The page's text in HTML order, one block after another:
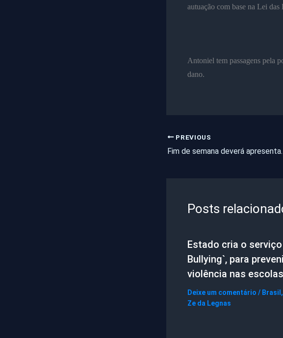
autuação com base na Lei
Antoniel tem passagens pela
dano.
PREVIOUS
Fim de semana
Posts
Estado cria o serviço
Bullying`, para
violência nas
Deixe um comentário / Brasil ,
Ze da Legnas